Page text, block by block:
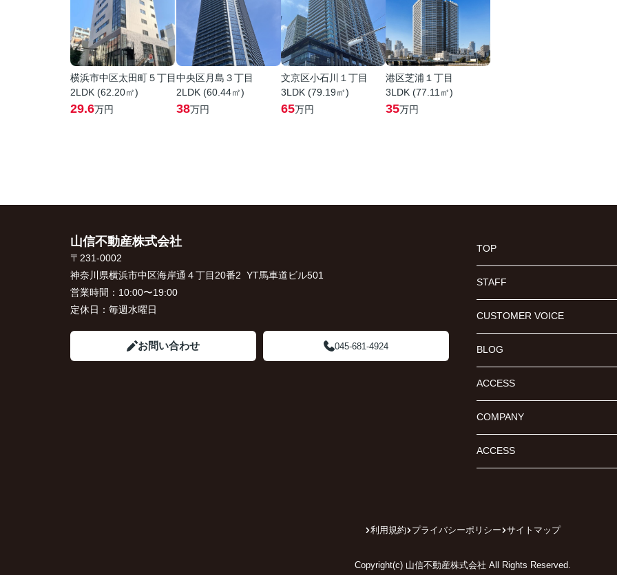
横浜市中区太田町５丁目
2LDK (62.20㎡)
29.6万円
中央区月島３丁目
2LDK (60.44㎡)
38万円
文京区小石川１丁目
3LDK (79.19㎡)
65万円
港区芝浦１丁目
3LDK (77.11㎡)
35万円
山信不動産株式会社
〒231-0002
神奈川県横浜市中区海岸通４丁目20番2 YT馬車道ビル501
営業時間： 10:00〜19:00
定休日： 毎週水曜日
お問い合わせ 045-681-4924
TOP
STAFF
CUSTOMER VOICE
BLOG
ACCESS
COMPANY
ACCESS
利用規約 プライバシーポリシー サイトマップ
Copyright(c) 山信不動産株式会社 All Rights Reserved.